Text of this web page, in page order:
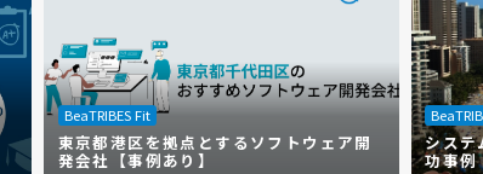
BeaTRIBES Fit
東京都港区を拠点とするソフトウェア開
発会社【事例あり】
システ
功事例